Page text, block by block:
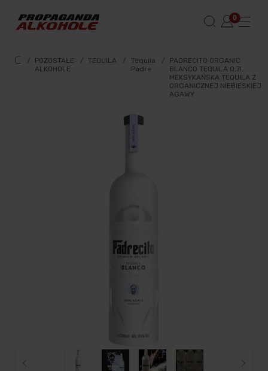
/
POZOSTAŁE
ALKOHOLE
/ TEQUILA /
Tequila
Padre
/
PADRECITO ORGANIC
BLANCO TEQUILA 0,7L
MEKSYKAŃSKA TEQUILA Z
ORGANICZNEJ NIEBIESKIEJ
AGAWY